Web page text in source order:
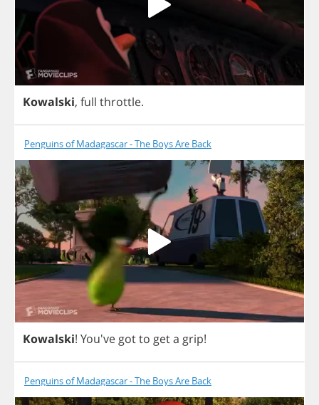
Kowalski, full throttle.
Penguins of Madagascar - The Boys Are Back
Kowalski! You've gotto geta grip!
Penguins of Madagascar - The Boys Are Back